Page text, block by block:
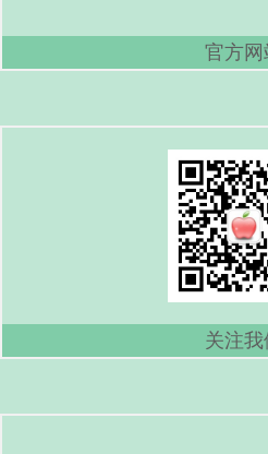
官方网
关注我